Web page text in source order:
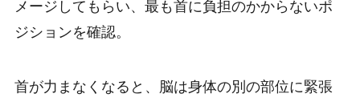
メージしてもらい、最も首に負担のかからないポ
ジションを確認。
首が力まなくなると、脳は身体の別の部位に緊張